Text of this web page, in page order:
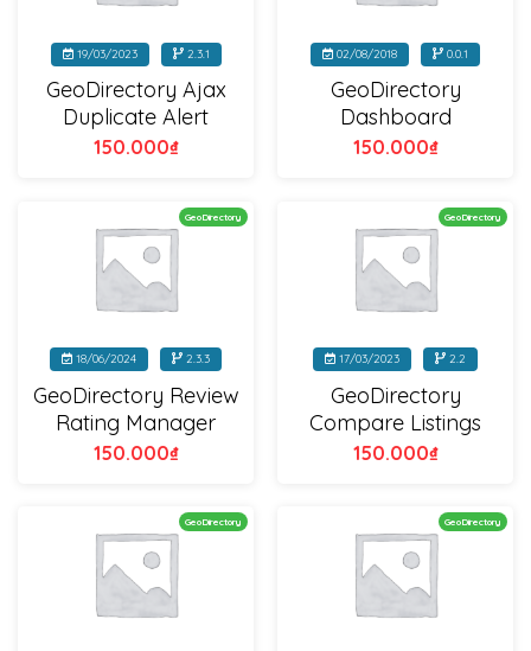
19/03/2023 2.3.1
GeoDirectory Ajax
Duplicate Alert
150.000₫
02/08/2018 0.0.1
GeoDirectory
Dashboard
150.000₫
GeoDirectory
18/06/2024 2.3.3
GeoDirectory Review
Rating Manager
150.000₫
GeoDirectory
17/03/2023 2.2
GeoDirectory
Compare Listings
150.000₫
GeoDirectory GeoDirectory